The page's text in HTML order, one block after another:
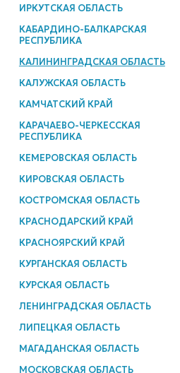
ИРКУТСКАЯ ОБЛАСТЬ
КАБАРДИНО-БАЛКАРСКАЯ
РЕСПУБЛИКА
КАЛИНИНГРАДСКАЯ ОБЛАСТЬ
КАЛУЖСКАЯ ОБЛАСТЬ
КАМЧАТСКИЙ КРАЙ
КАРАЧАЕВО-ЧЕРКЕССКАЯ
РЕСПУБЛИКА
КЕМЕРОВСКАЯ ОБЛАСТЬ
КИРОВСКАЯ ОБЛАСТЬ
КОСТРОМСКАЯ ОБЛАСТЬ
КРАСНОДАРСКИЙ КРАЙ
КРАСНОЯРСКИЙ КРАЙ
КУРГАНСКАЯ ОБЛАСТЬ
КУРСКАЯ ОБЛАСТЬ
ЛЕНИНГРАДСКАЯ ОБЛАСТЬ
ЛИПЕЦКАЯ ОБЛАСТЬ
МАГАДАНСКАЯ ОБЛАСТЬ
МОСКОВСКАЯ ОБЛАСТЬ